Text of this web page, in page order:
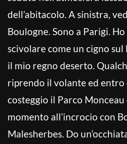
dell’abitacolo. A sinistra,
Boulogne. Sono a Parigi.
scivolare come un cigno sul
il mio regno deserto.
riprendo il volante ed
costeggio il Parco
momento all’incrocio con
Malesherbes. Do